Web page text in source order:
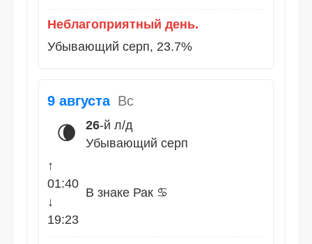
Неблагоприятный день.
Убывающий серп, 23.7%
9 августа Вс
🌘 26-й л/д
Убывающий серп
↑
01:40
↓
19:23
В знаке Рак ♋